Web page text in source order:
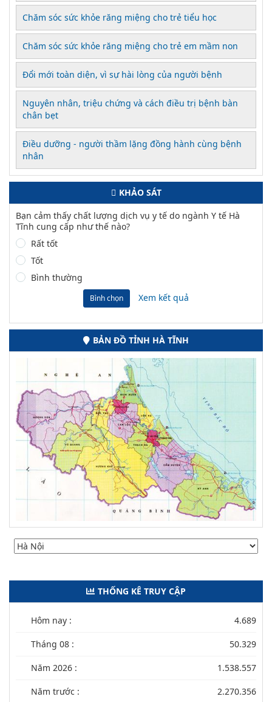
Chăm sóc sức khỏe răng miệng cho trẻ tiểu học
Chăm sóc sức khỏe răng miệng cho trẻ em mầm non
Đổi mới toàn diện, vì sự hài lòng của người bệnh
Nguyên nhân, triệu chứng và cách điều trị bệnh bàn
chân bẹt
Điều dưỡng - người thầm lặng đồng hành cùng bệnh
nhân
KHẢO SÁT
Bạn cảm thấy chất lượng dịch vụ y tế do ngành Y tế Hà
Tĩnh cung cấp như thế nào?
Rất tốt
Tốt
Bình thường
Bình chọn Xem kết quả
BẢN ĐỒ TỈNH HÀ TĨNH
THỐNG KÊ TRUY CẬP
Hôm nay : 4.689
Tháng 08 : 50.329
Năm 2026 : 1.538.557
Năm trước : 2.270.356